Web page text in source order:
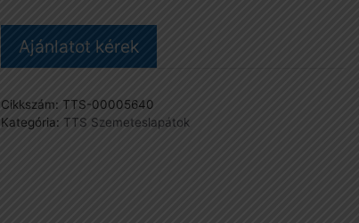
fém
mennyiség
Ajánlatot kérek
Cikkszám: TTS-00005640
Kategória: TTS Szemeteslapátok